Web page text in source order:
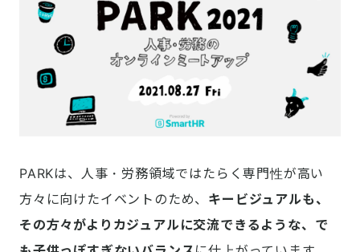
PARKは、人事・労務領域ではたらく専門性が高い
方々に向けたイベントのため、 キービジュアルも、
その方々がよりカジュアルに交流できるような、で